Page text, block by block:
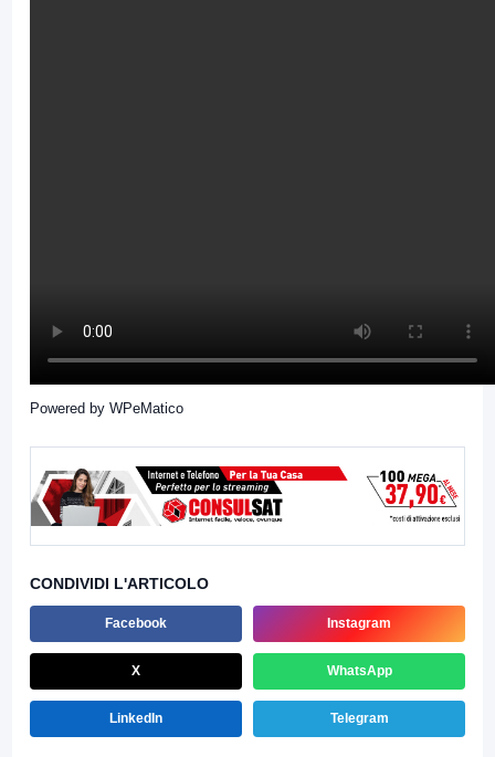
Powered by WPeMatico
CONDIVIDI L'ARTICOLO
Facebook Instagram
X WhatsApp
LinkedIn Telegram